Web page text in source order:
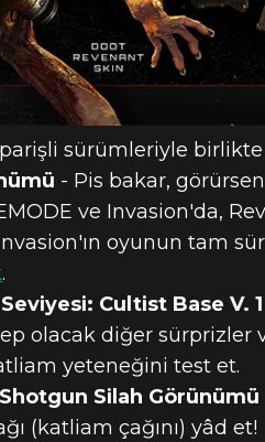
sürümleriyle
- Pis bakar,
ve Invasion'da,
oyunun tam
.
Cultist Base V. 1
olacak diğer sürprizler
yeteneğini test et.
Silah Görünümü
(katliam çağını) yâd et!